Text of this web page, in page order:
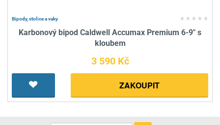
Bipody, stolice a vaky
Karbonový bipod Caldwell Accumax Premium 6-9" s
kloubem
3 590 Kč
ZAKOUPIT